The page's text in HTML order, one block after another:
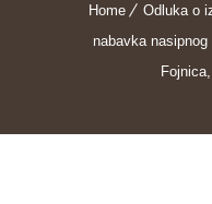
Home
Odluka o
nabavka